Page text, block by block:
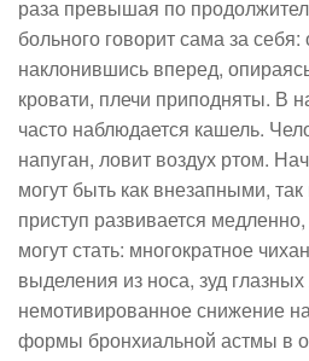
раза превышая по
больного говорит сама за себя:
наклонившись вперед,
кровати, плечи приподняты. В
часто наблюдается кашель.
напуган, ловит воздух ртом.
могут быть как внезапными,
приступ развивается
могут стать: многократное
выделения из носа, зуд
немотивированное снижение
формы бронхиальной астмы в